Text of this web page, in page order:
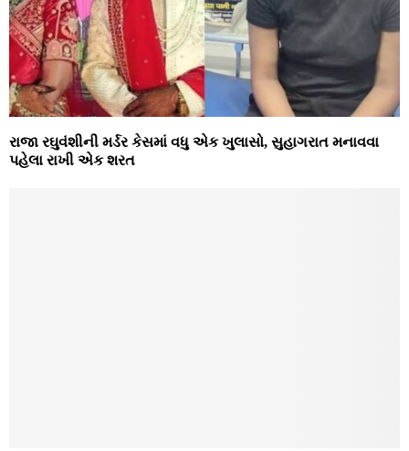
રાજા રઘુવંશીની મર્ડર કેસમાં વધુ એક ખુલાસો, સુહાગરાત મનાવવા
પહેલા રાખી એક શરત